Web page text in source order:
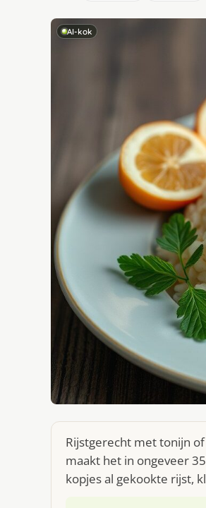
AI-kok
Rijstgerecht met tonijn
maakt het in ongeveer
kopjes al gekookte rijst,